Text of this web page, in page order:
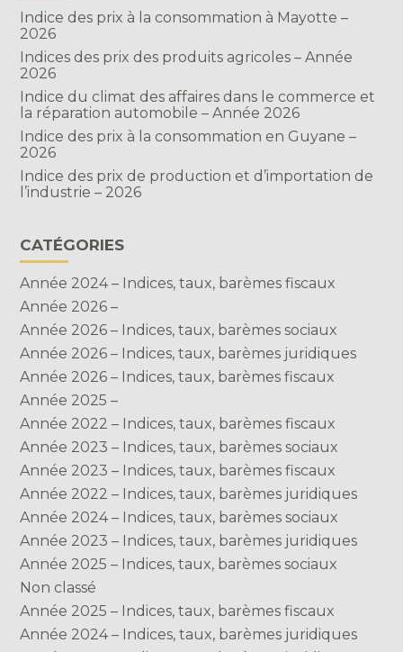
Indice des prix à la consommation à Mayotte –
2026
Indices des prix des produits agricoles – Année
2026
Indice du climat des affaires dans le commerce et
la réparation automobile – Année 2026
Indice des prix à la consommation en Guyane –
2026
Indice des prix de production et d’importation de
l’industrie – 2026
CATÉGORIES
Année 2024 – Indices, taux, barèmes fiscaux
Année 2026 –
Année 2026 – Indices, taux, barèmes sociaux
Année 2026 – Indices, taux, barèmes juridiques
Année 2026 – Indices, taux, barèmes fiscaux
Année 2025 –
Année 2022 – Indices, taux, barèmes fiscaux
Année 2023 – Indices, taux, barèmes sociaux
Année 2023 – Indices, taux, barèmes fiscaux
Année 2022 – Indices, taux, barèmes juridiques
Année 2024 – Indices, taux, barèmes sociaux
Année 2023 – Indices, taux, barèmes juridiques
Année 2025 – Indices, taux, barèmes sociaux
Non classé
Année 2025 – Indices, taux, barèmes fiscaux
Année 2024 – Indices, taux, barèmes juridiques